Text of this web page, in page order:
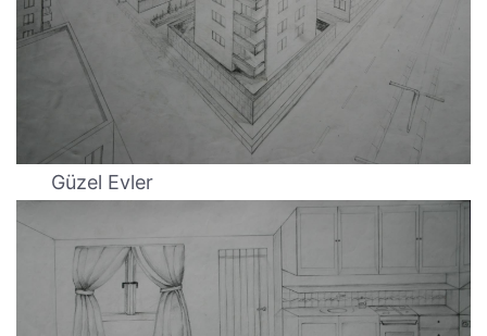
Güzel Evler